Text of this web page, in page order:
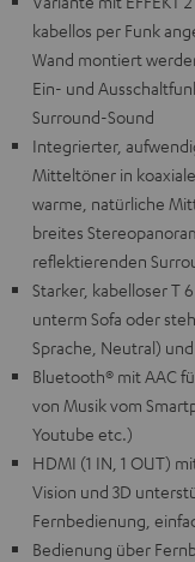
kabellos per Funk
Wand montiert
Ein- und
Surround-Sound
Integrierter,
Mitteltöner in
warme, natürliche
breites
reflektierenden
Starker, kabelloser T
unterm Sofa oder
Sprache, Neutral)
Bluetooth® mit AAC
von Musik vom
Youtube etc.)
HDMI (1 IN, 1 OUT)
Vision und 3D
Fernbedienung,
Bedienung über